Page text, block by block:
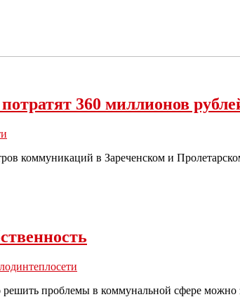
360 миллионов
коммуникаций в Зареченском и
теплосети
проблемы в коммунальной сфере можно